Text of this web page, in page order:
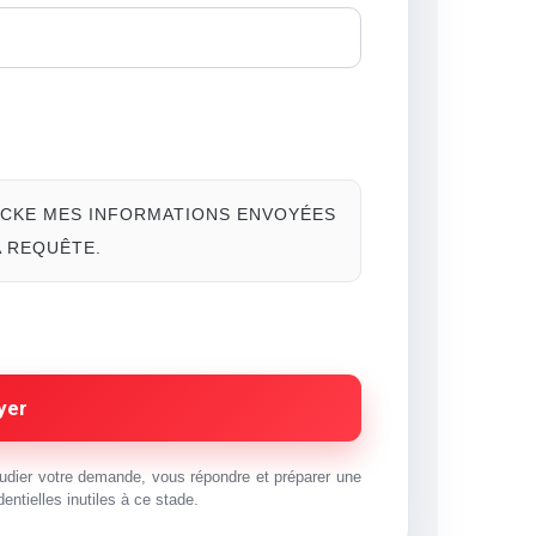
MES INFORMATIONS ENVOYÉES
votre demande, vous répondre et préparer une
inutiles à ce stade.